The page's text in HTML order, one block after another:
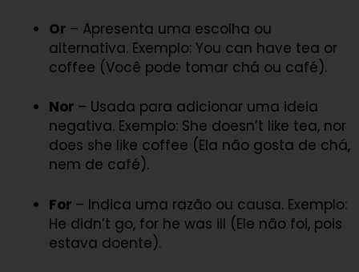
Or – Apresenta uma escolha ou
alternativa. Exemplo: You can have tea or
coffee (Você pode tomar chá ou café).
Nor – Usada para adicionar uma ideia
negativa. Exemplo: She doesn’t like tea, nor
does she like coffee (Ela não gosta de chá,
nem de café).
For – Indica uma razão ou causa. Exemplo:
He didn’t go, for he was ill (Ele não foi, pois
estava doente).